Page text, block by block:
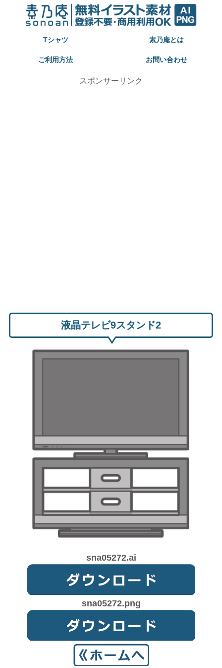
Tシャツ 素乃庵とは
ご利用方法 お問い合わせ
スポンサーリンク
液晶テレビ9スタンド2
sna05272.ai
sna05272.png